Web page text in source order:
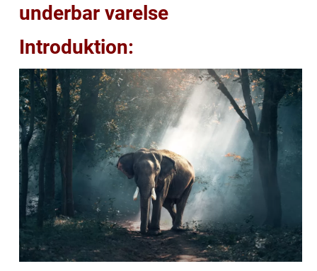
underbar varelse
Introduktion: